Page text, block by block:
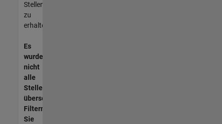
Stellenangeboten
zu
erhalten.
Es
wurden
nicht
alle
Stellen
übersetzt.
Filtern
Sie